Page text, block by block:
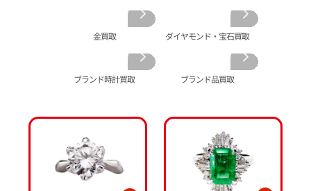
大判･小判 買取
ホワイトゴールド 買取
金コンビ 買取
プラチナ 買取
プラチナインゴット 買取
パライバトルマリン 買取
パール 買取
ハリー･ウィンストン 買取
ヴァンクリーフ&
グッチ 買取
買取可能な商品をもっと見る
シャネル 買取
タグ・ホイヤー 買取
買取
ブライトリング
買取
ヴァシュロン・コンスタンタン 買取
金買取 ダイヤモンド・宝石買取
ブランド時計買取 ブランド品買取